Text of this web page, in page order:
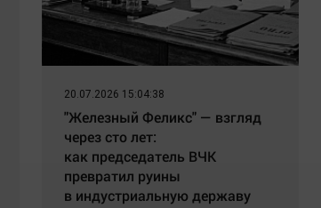
20.07.2026 15:04:38
"Железный Феликс" — взгляд
через сто лет:
как председатель ВЧК
превратил руины
в индустриальную державу